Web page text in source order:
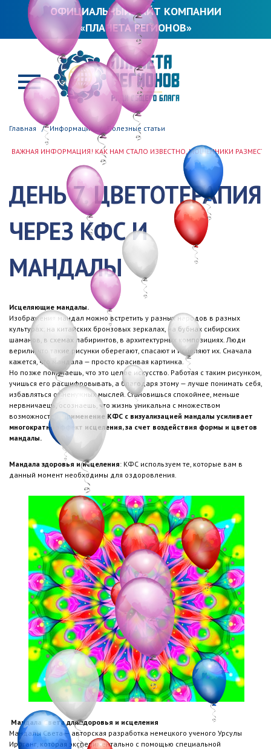
ОФИЦИАЛЬНЫЙ САЙТ КОМПАНИИ
«ПЛАНЕТА РЕГИОНОВ»
ПЛАНЕТА РЕГИОНОВ
Главная Информация Полезные статьи
ИНФОРМАЦИЯ! КАК НАМ СТАЛО ИЗВЕСТНО, МОШЕННИКИ РАЗМЕСТИЛИ
ДЕНЬ 7. ЦВЕТОТЕРАПИЯ
ЧЕРЕЗ КФС И
МАНДАЛЫ
Исцеляющие мандалы.
Изображения мандал можно встретить у разных народов в разных
культурах: на китайских бронзовых зеркалах, на бубнах сибирских
шаманов, в схемах лабиринтов, в архитектурных композициях. Люди
верили, что такие рисунки оберегают, спасают и исцеляют их. Сначала
кажется, что мандала — просто красивая картинка.
Но позже понимаешь, что это целое искусство. Работая с таким рисунком,
учишься его расшифровывать, а благодаря этому — лучше понимать себя,
избавляться от ненужных мыслей. Становишься спокойнее, меньше
нервничаешь, осознаешь, что жизнь уникальна с множеством
возможностей. Применение КФС с визуализацией мандалы усиливает
многократно эффект исцеления, за счет воздействия формы и цветов
мандалы.
Мандала здоровья и исцеления: КФС используем те, которые вам в
данный момент необходимы для оздоровления.
Мандала Света для здоровья и исцеления
Мандалы Света — авторская разработка немецкого ученого Урсулы
Иррганг, которая экспериментально с помощью специальной